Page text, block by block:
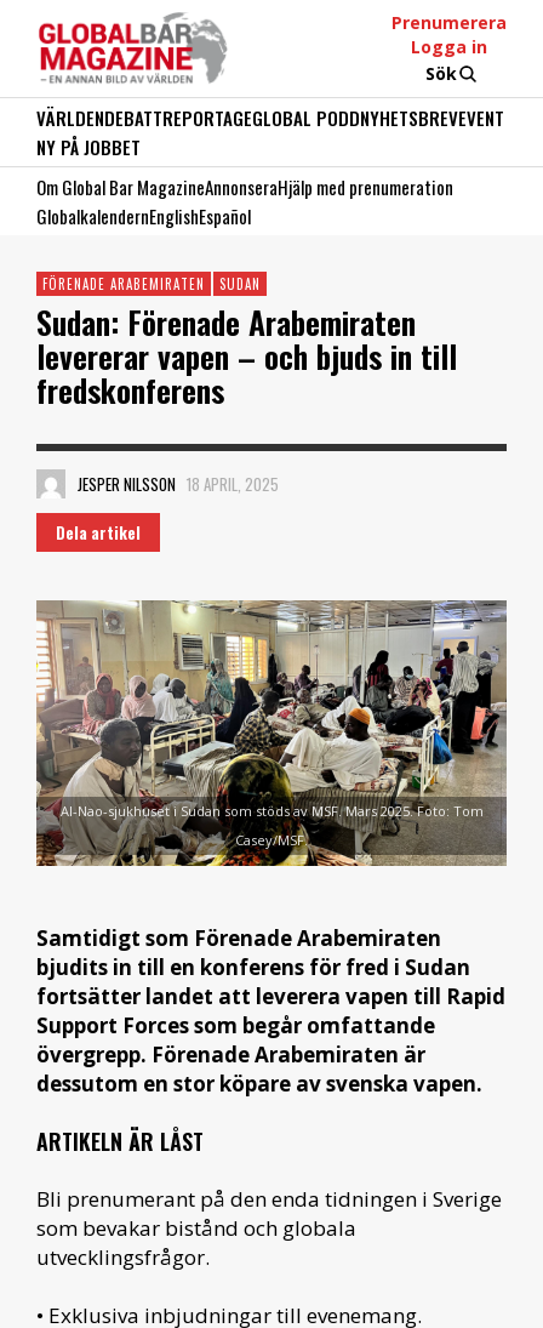
Prenumerera
Logga in
Sök
VÄRLDENDEBATTREPORTAGEGLOBAL PODDNYHETSBREVEVENT
NY PÅ JOBBET
Om Global Bar MagazineAnnonseraHjälp med prenumeration
GlobalkalendernEnglishEspañol
FÖRENADE ARABEMIRATEN SUDAN
Sudan: Förenade Arabemiraten
levererar vapen – och bjuds in till
fredskonferens
JESPER NILSSON 18 APRIL, 2025
Dela artikel
Al-Nao-sjukhuset i Sudan som stöds av MSF. Mars 2025. Foto: Tom
Casey/MSF.
Samtidigt som Förenade Arabemiraten
bjudits in till en konferens för fred i Sudan
fortsätter landet att leverera vapen till Rapid
Support Forces som begår omfattande
övergrepp. Förenade Arabemiraten är
dessutom en stor köpare av svenska vapen.
ARTIKELN ÄR LÅST
Bli prenumerant på den enda tidningen i Sverige
som bevakar bistånd och globala
utvecklingsfrågor.
• Exklusiva inbjudningar till evenemang.